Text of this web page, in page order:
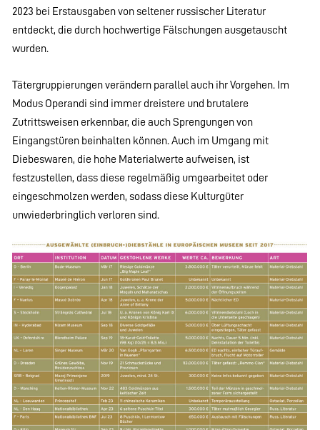
2023 bei Erstausgaben von seltener russischer Literatur
entdeckt, die durch hochwertige Fälschungen ausgetauscht
wurden.
Tätergruppierungen verändern parallel auch ihr Vorgehen. Im
Modus Operandi sind immer dreistere und brutalere
Zutrittsweisen erkennbar, die auch Sprengungen von
Eingangstüren beinhalten können. Auch im Umgang mit
Diebeswaren, die hohe Materialwerte aufweisen, ist
festzustellen, dass diese regelmäßig umgearbeitet oder
eingeschmolzen werden, sodass diese Kulturgüter
unwiederbringlich verloren sind.